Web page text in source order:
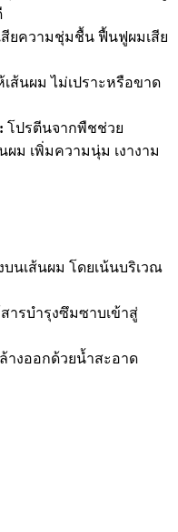
ยความชุ่มชื้น ฟื้นฟูผมเสีย
ส้นผม ไม่เปราะหรือขาด
โปรตีนจากพืชช่วย
ม เพิ่มความนุ่ม เงางาม
นเส้นผม โดยเน้นบริเวณ
ารบำรุงซึมซาบเข้าสู่
างออกด้วยน้ำสะอาด